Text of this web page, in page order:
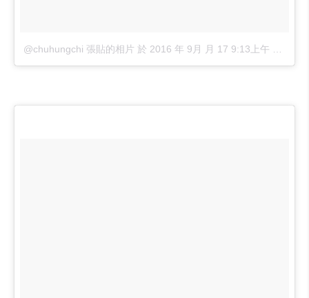
@chuhungchi 張貼的相片 於 2016 年 9月 月 17 9:13上午 PDT